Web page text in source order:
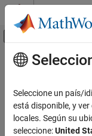
Saltar al contenido
Mostrar/
Inicio de Documentación
Embedded Coder
Verification, Testing, and
Contenido
Namespace:
MATLABservice
Seleccione un país/
está disponible, y
locales. Según su
seleccione:United